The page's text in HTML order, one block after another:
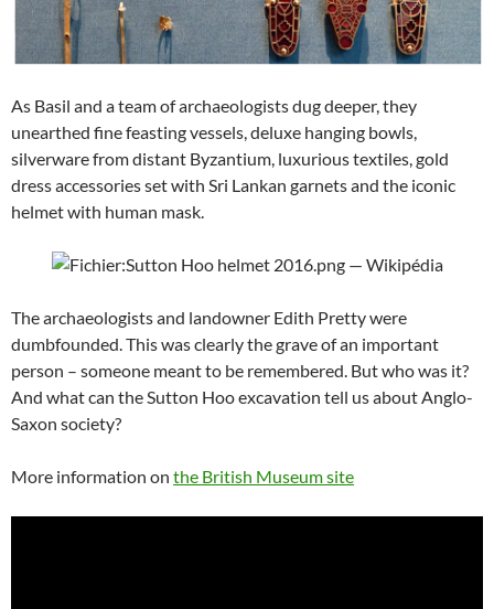
As Basil and a team of archaeologists dug deeper, they
unearthed fine feasting vessels, deluxe hanging bowls,
silverware from distant Byzantium, luxurious textiles, gold
dress accessories set with Sri Lankan garnets and the iconic
helmet with human mask.
The archaeologists and landowner Edith Pretty were
dumbfounded. This was clearly the grave of an important
person – someone meant to be remembered. But who was it?
And what can the Sutton Hoo excavation tell us about Anglo-
Saxon society?
More information on the British Museum site